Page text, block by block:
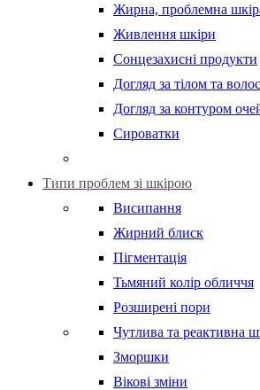
Жирна, проблемна
Живлення шкіри
Сонцезахисні продукти
Догляд за тілом та
Догляд за контуром
Сироватки
Типи проблем зі шкірою
Висипання
Жирний блиск
Пігментація
Тьмяний колір обличчя
Розширені пори
Чутлива та реактивна
Зморшки
Вікові зміни